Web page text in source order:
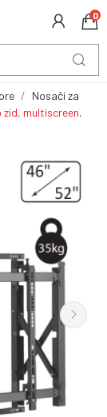
0
Nosači za
zid, multiscreen,